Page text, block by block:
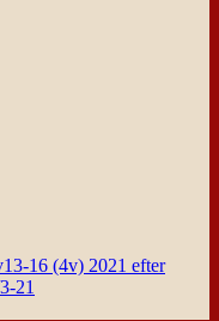
16 (4v) 2021 efter
21